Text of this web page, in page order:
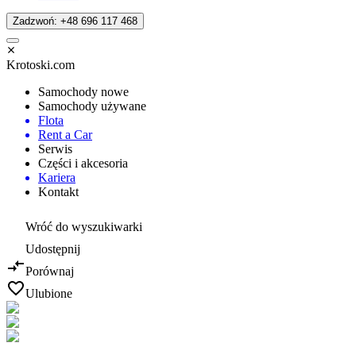
Zadzwoń: +48 696 117 468
Krotoski.com
Samochody nowe
Samochody używane
Flota
Rent a Car
Serwis
Części i akcesoria
Kariera
Kontakt
Wróć do wyszukiwarki
Udostępnij
Porównaj
Ulubione